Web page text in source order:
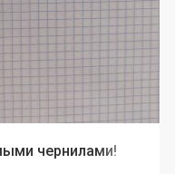
чернилами!